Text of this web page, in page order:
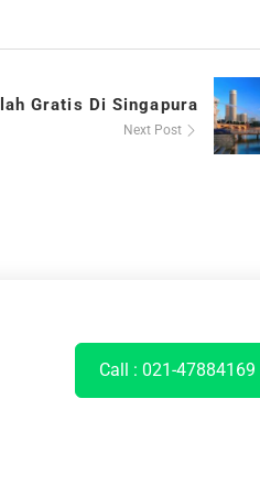
Gratis Di Singapura
Next Post
Call : 021-47884169